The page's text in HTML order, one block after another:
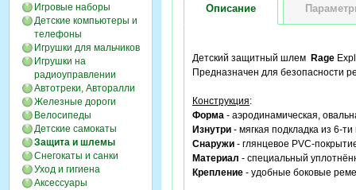
Игровые наборы
Детские компьютеры и
телефоны
Игрушки для мальчиков
Игрушки на
радиоуправлении
Автотреки, Авторалли
Железные дороги
Велосипеды
Детские самокаты
Защита и шлемы
Снегокаты и санки
Уход и гигиена
Аксессуары
Описание
Детский защитный шлем Rage
Предназначен для безопасности
Конструкция:
Форма - аэродинамическая,
Изнутри - мягкая подкладка из 6-
Снаружи - глянцевое PVC-
Материал - специальный
Крепление - удобные боковые